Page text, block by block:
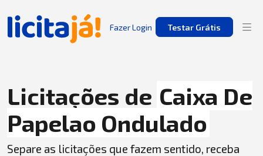
Fazer Login Testar Grátis
Licitações de Caixa De
Papelao Ondulado
Separe as licitações que fazem sentido, receba